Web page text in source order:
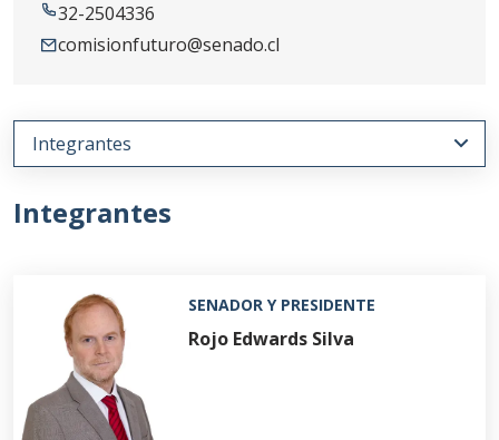
32-2504336
comisionfuturo@senado.cl
Integrantes
SENADOR Y PRESIDENTE
Rojo Edwards Silva